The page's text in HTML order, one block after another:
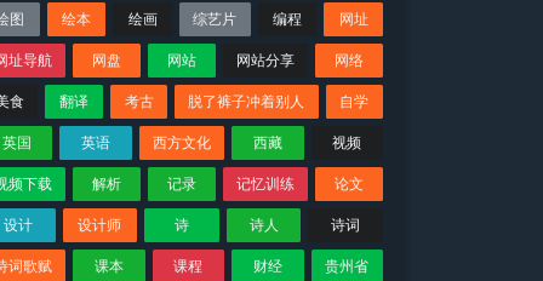
图 绘本 绘画 综艺片 编程
网址
址导航
网盘 网站 网站分享
网络
食
翻译 考古 脱了裤子冲着别人
自学
英国
英语 西方文化 西藏
视频
频下载
解析 记录 记忆训练
论文
设计
设计师 诗 诗人
诗词
词歌赋
课本 课程 财经
贵州省